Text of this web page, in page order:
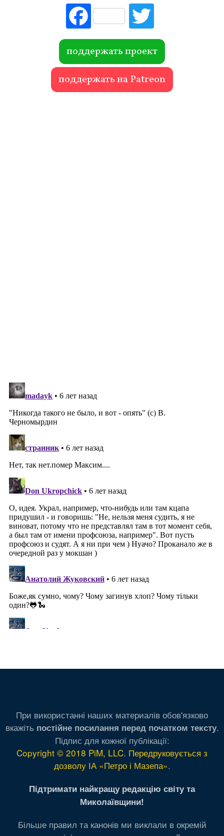
Fac
ebo
ok r
поддержать проект
поддержать на Patreon
При використанні наших материалів обов'язково
вкажіть постійне посилання перед початком тексту.
Підпис для кожної публікації:
Copyright © 2018 PiM, LLC. Передруковується з
дозволу ІА «Петро і Мазепа».
Підтримати найкращу редакцію світу та
Миколаївщини!
Більше правил та канонів ми виклали в окремій